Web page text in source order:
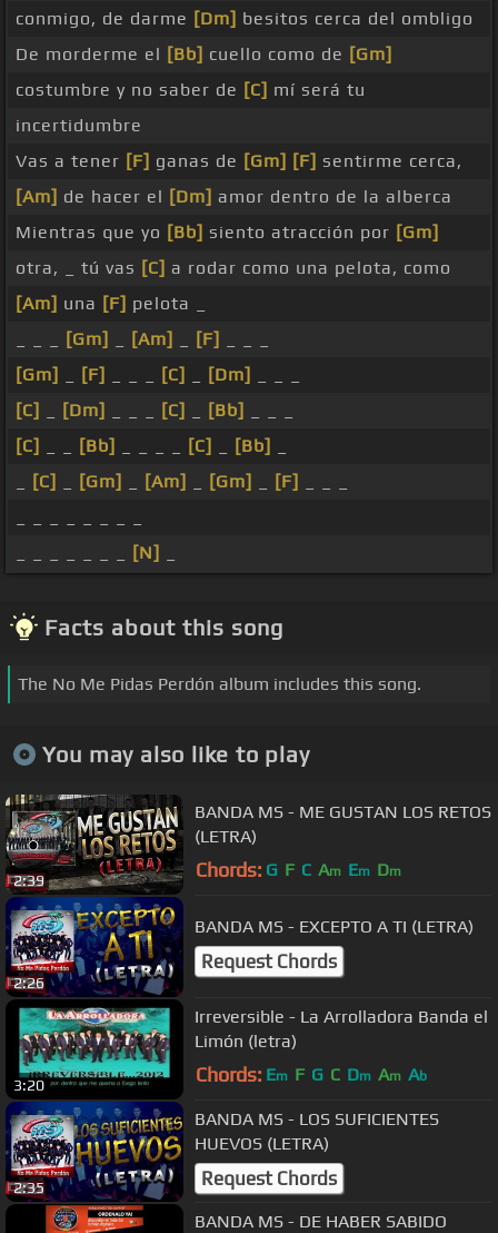
conmigo, de darme [Dm] besitos cerca del ombligo
De morderme el [Bb] cuello como de [Gm]
costumbre y no saber de [C] mí será tu
incertidumbre
Vas a tener [F] ganas de [Gm] [F] sentirme cerca,
[Am] de hacer el [Dm] amor dentro de la alberca
Mientras que yo [Bb] siento atracción por [Gm]
otra, _ tú vas [C] a rodar como una pelota, como
[Am] una [F] pelota _
[Gm] [Am] [F]
[Gm]
[F] [C] [Dm]
[C]
[Dm] [C] [Bb]
[C]
[Bb] [C] [Bb]
[C] [Gm] [Am] [Gm] [F]
[N]
Facts about this song
The No Me Pidas Perdón album includes this song.
You may also like to play
2:39
BANDA MS - ME GUSTAN LOS RETOS
(LETRA)
Chords: G F C Am Em Dm
2:26
BANDA MS - EXCEPTO A TI (LETRA)
Request Chords
3:20
Irreversible - La Arrolladora Banda el
Limón (letra)
Chords: Em F G C Dm Am Ab
2:35
BANDA MS - LOS SUFICIENTES
HUEVOS (LETRA)
Request Chords
BANDA MS - DE HABER SABIDO